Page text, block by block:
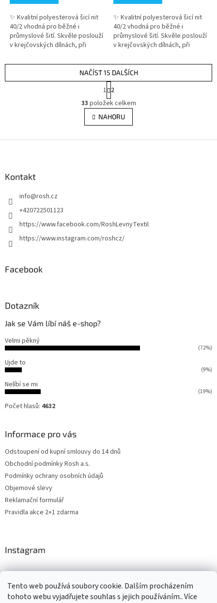
Tento web používá soubory cookie. Dalším procházením
tohoto webu vyjadřujete souhlas s jejich používáním.. Více
✨ Kvalitní polyesterová šicí nit
40/2 vhodná pro běžné i
průmyslové šití. Skvěle poslouží
v krejčovských dílnách, při
tvoření. Přesný návin není...
✨ Kvalitní polyesterová šicí nit
40/2 vhodná pro běžné i
průmyslové šití. Skvěle poslouží
v krejčovských dílnách, při
tvoření. Přesný návin není...
O
v
l
á
ý
p
NAČÍST 15 DALŠÍCH
t
r
á
n
k
v
1 2
33 položek celkem
NAHORU
Kontakt
info@rosh.cz
+420722501123
https://www.facebook.com/RoshLevnyTextil
https://www.instagram.com/roshcz/
Facebook
Dotazník
Jak se Vám líbí náš e-shop?
Velmi pěkný
(72%)
Ujde to
(9%)
Nelíbí se mi
(19%)
Počet hlasů: 4632
Informace pro vás
Odstoupení od kupní smlouvy do 14 dnů
Obchodní podmínky Rosh a.s.
Podmínky ochrany osobních údajů
Objemové slevy
Reklamační formulář
Pravidla akce 2+1 zdarma
Instagram
Levne4you.cz CARDAMON Online Magazín